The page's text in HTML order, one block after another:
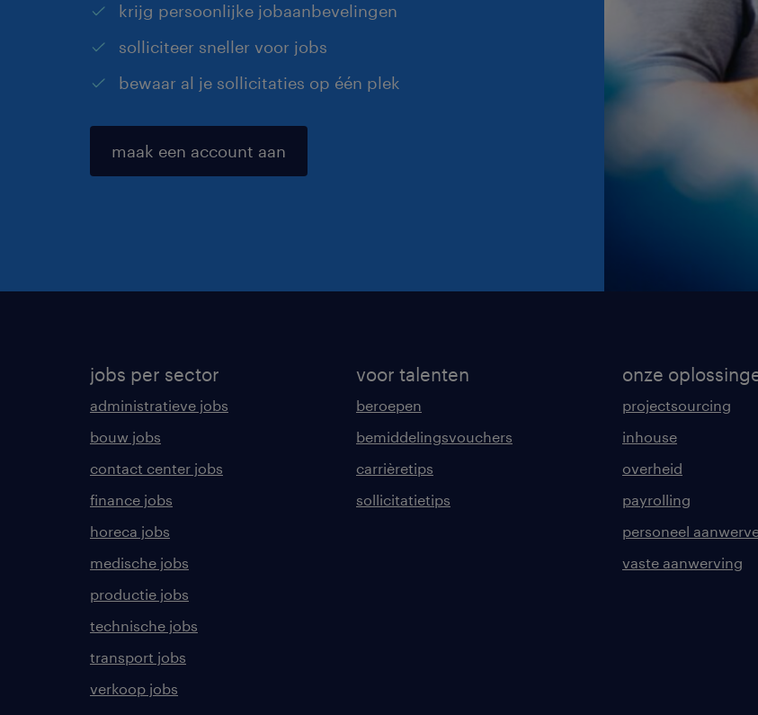
krijg persoonlijke jobaanbevelingen
solliciteer sneller voor jobs
bewaar al je sollicitaties op één plek
maak een account aan
jobs per sector
administratieve jobs
bouw jobs
contact center jobs
finance jobs
horeca jobs
medische jobs
productie jobs
technische jobs
transport jobs
verkoop jobs
voor talenten
beroepen
bemiddelingsvouchers
carrièretips
sollicitatietips
onze
projectsourcing
inhouse
overheid
payrolling
personeel
vaste aanwerving